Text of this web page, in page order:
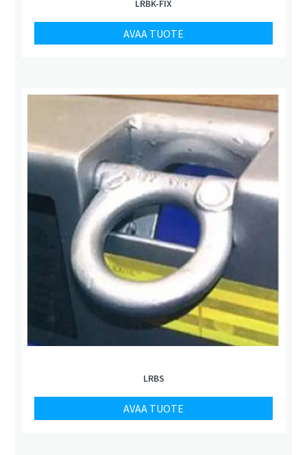
LRBK-FIX
AVAA TUOTE
LRBS
AVAA TUOTE